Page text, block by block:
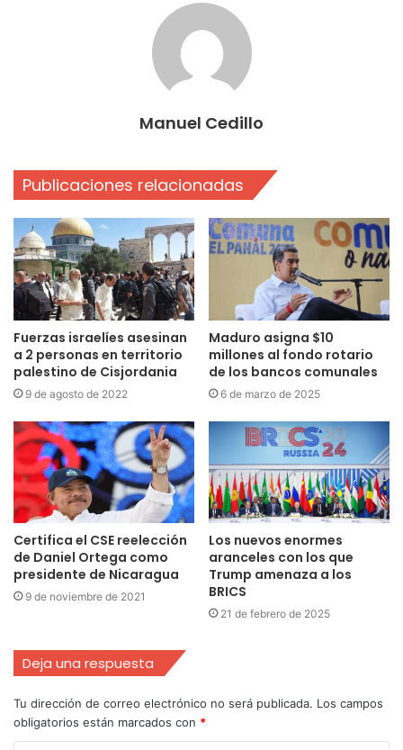
Manuel Cedillo
Publicaciones relacionadas
Fuerzas israelíes asesinan
a 2 personas en territorio
palestino de Cisjordania
9 de agosto de 2022
Maduro asigna $10
millones al fondo rotario
de los bancos comunales
6 de marzo de 2025
Certifica el CSE reelección
de Daniel Ortega como
presidente de Nicaragua
9 de noviembre de 2021
Los nuevos enormes
aranceles con los que
Trump amenaza a los
BRICS
21 de febrero de 2025
Deja una respuesta
Tu dirección de correo electrónico no será publicada. Los campos
obligatorios están marcados con *